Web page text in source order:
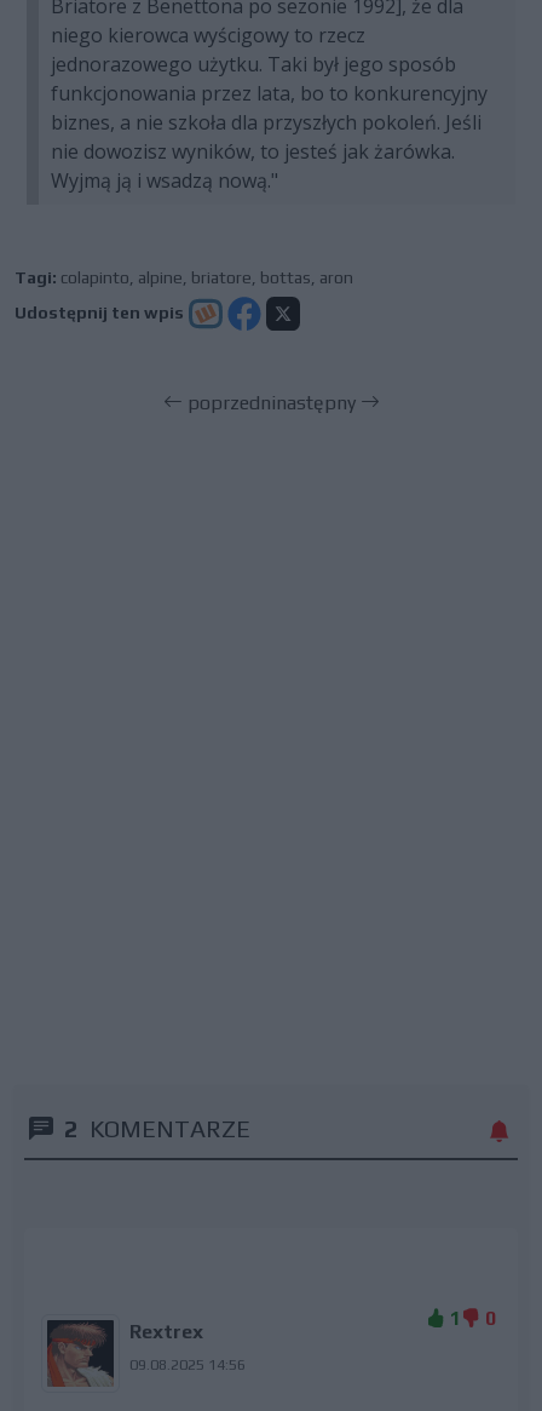
Briatore z Benettona po sezonie 1992], że dla
niego kierowca wyścigowy to rzecz
jednorazowego użytku. Taki był jego sposób
funkcjonowania przez lata, bo to konkurencyjny
biznes, a nie szkoła dla przyszłych pokoleń. Jeśli
nie dowozisz wyników, to jesteś jak żarówka.
Wyjmą ją i wsadzą nową."
Tagi: colapinto alpine briatore bottas aron
Udostępnij ten wpis
poprzedninastępny
2 KOMENTARZE
Rextrex
09.08.2025 14:56
1 0